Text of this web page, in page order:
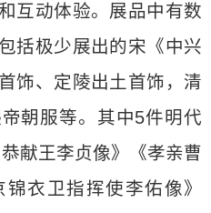
互动体验。展品中有数
括极少展出的宋《中兴
饰、定陵出土首饰，清
朝服等。其中5件明代
献王李贞像》《孝亲曹
衣卫指挥使李佑像》